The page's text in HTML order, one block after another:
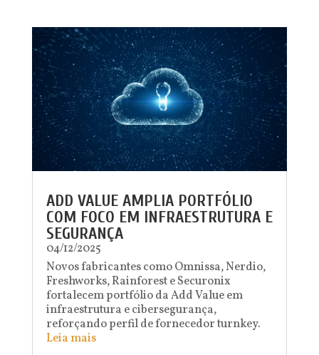
ADD VALUE AMPLIA PORTFÓLIO
COM FOCO EM INFRAESTRUTURA E
SEGURANÇA
04/12/2025
Novos fabricantes como Omnissa, Nerdio,
Freshworks, Rainforest e Securonix
fortalecem portfólio da Add Value em
infraestrutura e cibersegurança,
reforçando perfil de fornecedor turnkey.
Leia mais